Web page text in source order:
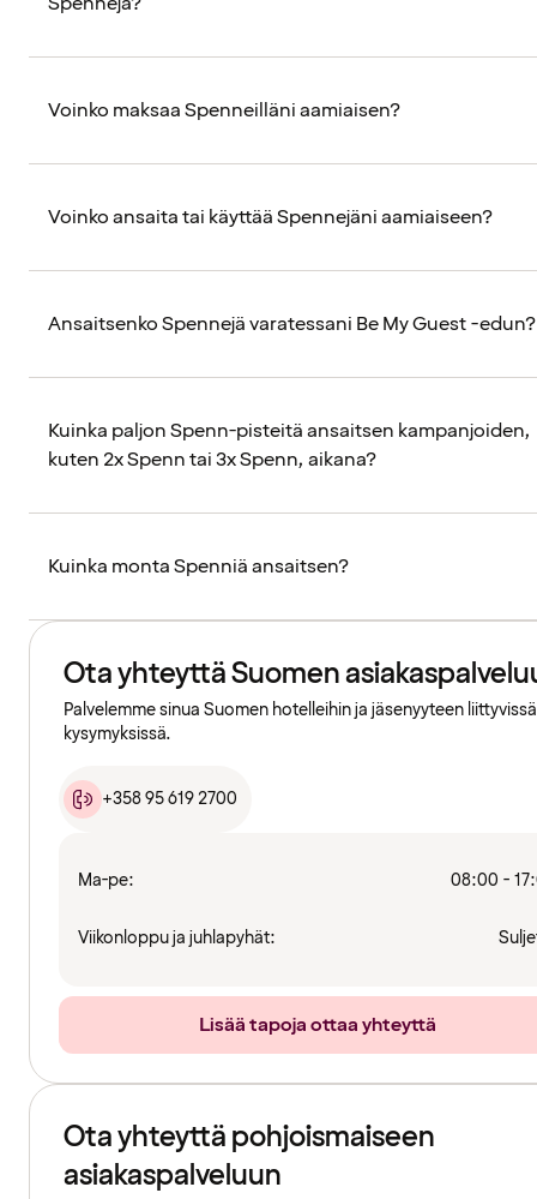
Voinko maksaa Spenneilläni aamiaisen?
Voinko ansaita tai käyttää Spennejäni aamiaiseen?
Ansaitsenko Spennejä varatessani Be My Guest -edun?
Kuinka paljon Spenn-pisteitä ansaitsen kampanjoiden,
kuten 2x Spenn tai 3x Spenn, aikana?
Kuinka monta Spenniä ansaitsen?
Ota yhteyttä Suomen
Palvelemme sinua Suomen hotelleihin ja jäsenyyteen liittyvissä
kysymyksissä.
+358 95 619 2700
Ma-pe: 08:00 -
Viikonloppu ja juhlapyhät:
Lisää tapoja ottaa yhteyttä
Ota yhteyttä pohjoismaiseen
asiakaspalveluun